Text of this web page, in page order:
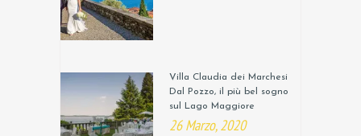
Villa Claudia dei Marchesi
Dal Pozzo, il più bel sogno
sul Lago Maggiore
26 Marzo, 2020